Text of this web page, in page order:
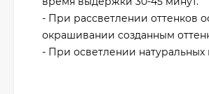
- При рассветлении оттенков
окрашивании созданным
- При осветлении натуральных